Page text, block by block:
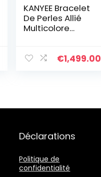
KANYEE Bracelet
De Perles Allié
Multicolore
Réglables
€1,499.00
Déclarations
Politique de
confidentialité